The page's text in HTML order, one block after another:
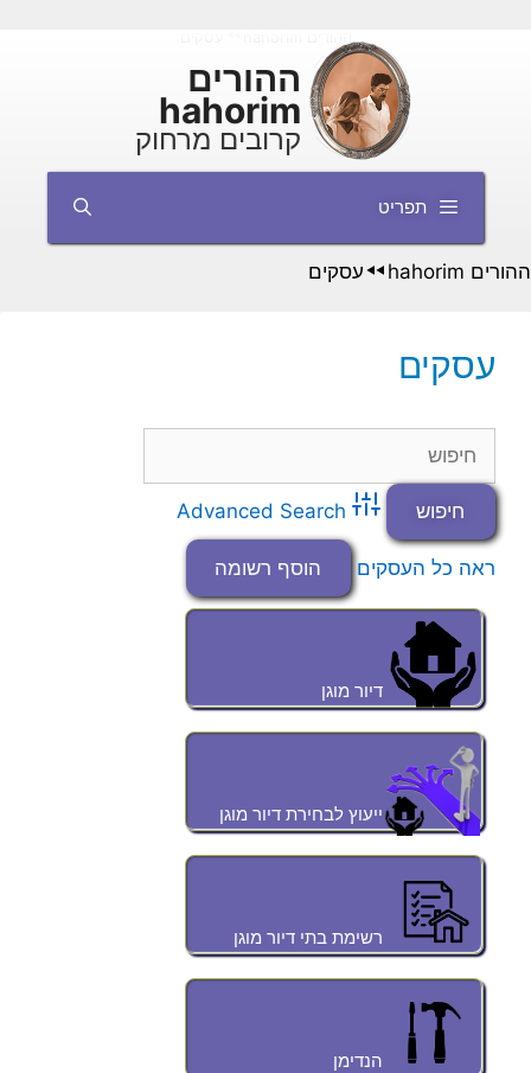
ההורים
hahorim
קרובים מרחוק
תפריט
ההורים hahorim ◄◄ עסקים
עסקים
Advanced Search
ראה כל העסקים הוסף רשומה
דיור מוגן
ייעוץ לבחירת דיור מוגן
רשימת בתי דיור מוגן
הנדימן